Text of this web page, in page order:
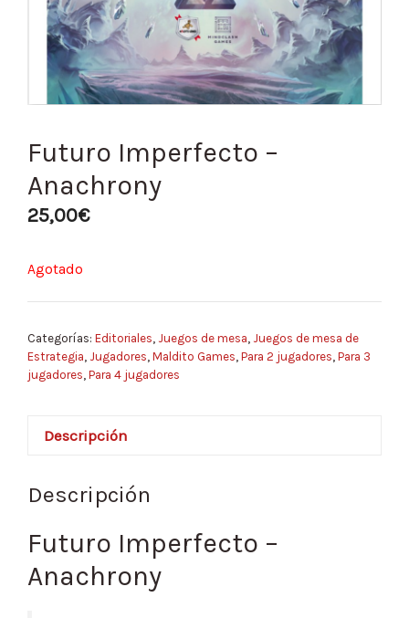
Futuro Imperfecto –
Anachrony
25,00€
Agotado
Categorías: Editoriales, Juegos de mesa, Juegos de mesa de
Estrategia, Jugadores, Maldito Games, Para 2 jugadores, Para 3
jugadores, Para 4 jugadores
Descripción
Descripción
Futuro Imperfecto –
Anachrony